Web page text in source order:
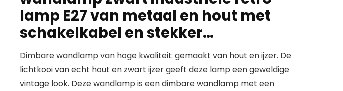
lamp E27 van metaal en hout met
schakelkabel en stekker…
Dimbare wandlamp van hoge kwaliteit: gemaakt van hout en ijzer. De
lichtkooi van echt hout en zwart ijzer geeft deze lamp een geweldige
vintage look. Deze wandlamp is een dimbare wandlamp met een